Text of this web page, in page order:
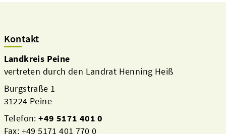
Kontakt
Landkreis Peine
vertreten durch den Landrat Henning Heiß
Burgstraße 1
31224 Peine
Telefon:+49 5171 401 0
Fax: +49 5171 401 770 0